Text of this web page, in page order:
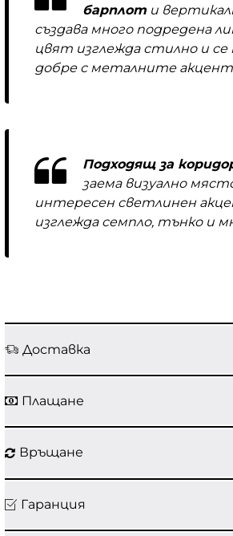
барплоти
създава много подредена
цвят изглежда стилно и се
добре с металните
Подходящ за
заема визуално
интересен светлинен
изглежда семпло, тънко и
Доставка
Плащане
Връщане
Гаранция